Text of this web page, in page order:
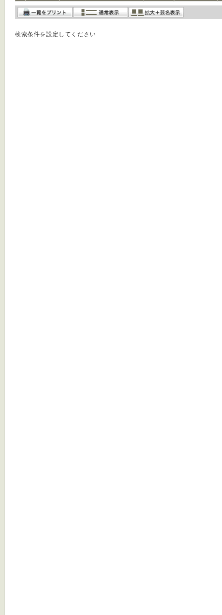
検索条件を設定してください